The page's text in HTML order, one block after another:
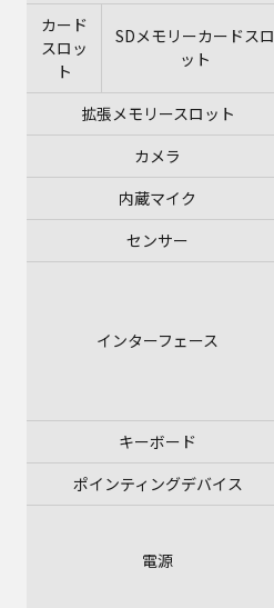
カード
スロッ
ト
SDメモリーカードスロ
ット
拡張メモリースロット
カメラ
内蔵マイク
センサー
インターフェース
キーボード
ポインティングデバイス
電源